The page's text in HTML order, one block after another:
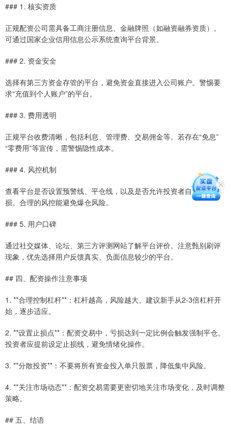
### 1. 核实资质
正规配资公司需具备工商注册信息、金融牌照（如融资融券资质）。
可通过国家企业信用信息公示系统查询平台背景。
### 2. 资金安全
选择有第三方资金存管的平台，避免资金直接进入公司账户。警惕要
求“充值到个人账户”的平台。
### 3. 费用透明
正规平台收费清晰，包括利息、管理费、交易佣金等。若存在“免息”
“零费用”等宣传，需警惕隐性成本。
### 4. 风控机制
查看平台是否设置预警线、平仓线，以及是否允许投资者自定义止
损。合理的风控能避免爆仓风险。
### 5. 用户口碑
通过社交媒体、论坛、第三方评测网站了解平台评价。注意甄别刷评
现象，优先选择用户反馈真实、负面信息较少的平台。
## 四、配资操作注意事项
1. **合理控制杠杆**：杠杆越高，风险越大。建议新手从2-3倍杠杆开
始，逐步适应。
2. **设置止损点**：配资交易中，亏损达到一定比例会触发强制平仓。
投资者应提前设定止损线，避免情绪化操作。
3. **分散投资**：不要将所有资金投入单只股票，降低集中风险。
4. **关注市场动态**：配资交易需要更密切地关注市场变化，及时调整
策略。
## 五、结语